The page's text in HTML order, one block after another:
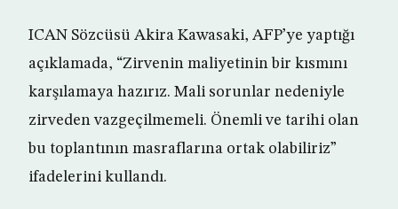
ICAN Sözcüsü Akira Kawasaki, AFP’ye yaptığı
açıklamada, “Zirvenin maliyetinin bir kısmını
karşılamaya hazırız. Mali sorunlar nedeniyle
zirveden vazgeçilmemeli. Önemli ve tarihi olan
bu toplantının masraflarına ortak olabiliriz”
ifadelerini kullandı.